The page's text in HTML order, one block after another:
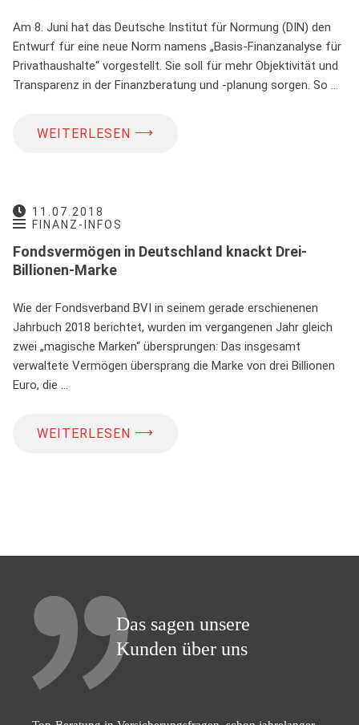
Am 8. Juni hat das Deutsche Institut für Normung (DIN) den
Entwurf für eine neue Norm namens „Basis-Finanzanalyse für
Privathaushalte“ vorgestellt. Sie soll für mehr Objektivität und
Transparenz in der Finanzberatung und -planung sorgen. So …
WEITERLESEN ⟶
11.07.2018
FINANZ-INFOS
Fondsvermögen in Deutschland knackt Drei-
Billionen-Marke
Wie der Fondsverband BVI in seinem gerade erschienenen
Jahrbuch 2018 berichtet, wurden im vergangenen Jahr gleich
zwei „magische Marken“ übersprungen: Das insgesamt
verwaltete Vermögen übersprang die Marke von drei Billionen
Euro, die …
WEITERLESEN ⟶
Das sagen unsere
Kunden über uns